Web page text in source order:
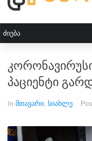
პაციენტი
In მთავარი სიახლე